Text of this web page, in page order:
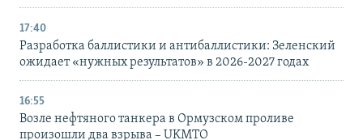
17:40
Разработка баллистики и антибаллистики: Зеленский
ожидает «нужных результатов» в 2026-2027 годах
16:55
Возле нефтяного танкера в Ормузском проливе
произошли два взрыва – UKMTO